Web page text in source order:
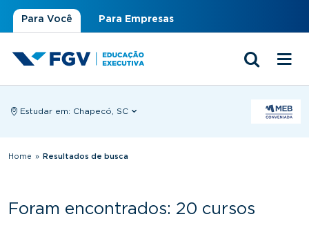
Para Você Para Empresas
Estudar em: Chapecó, SC
Você está aqui
Home » Resultados de busca
Foram encontrados: 20 cursos